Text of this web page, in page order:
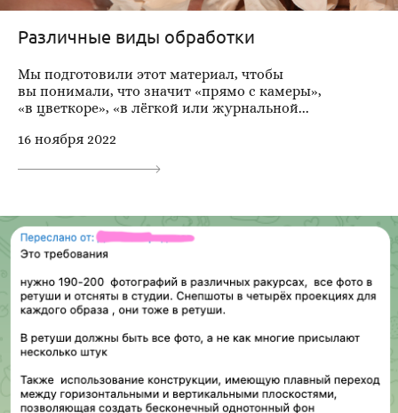
Различные виды обработки
Мы подготовили этот материал, чтобы
вы понимали, что значит «прямо с камеры»,
«в цветкоре», «в лёгкой или журнальной...
16 ноября 2022